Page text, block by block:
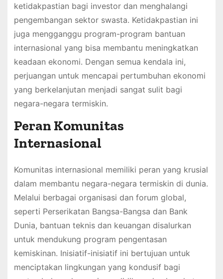
ketidakpastian bagi investor dan menghalangi
pengembangan sektor swasta. Ketidakpastian ini
juga mengganggu program-program bantuan
internasional yang bisa membantu meningkatkan
keadaan ekonomi. Dengan semua kendala ini,
perjuangan untuk mencapai pertumbuhan ekonomi
yang berkelanjutan menjadi sangat sulit bagi
negara-negara termiskin.
Peran Komunitas
Internasional
Komunitas internasional memiliki peran yang krusial
dalam membantu negara-negara termiskin di dunia.
Melalui berbagai organisasi dan forum global,
seperti Perserikatan Bangsa-Bangsa dan Bank
Dunia, bantuan teknis dan keuangan disalurkan
untuk mendukung program pengentasan
kemiskinan. Inisiatif-inisiatif ini bertujuan untuk
menciptakan lingkungan yang kondusif bagi